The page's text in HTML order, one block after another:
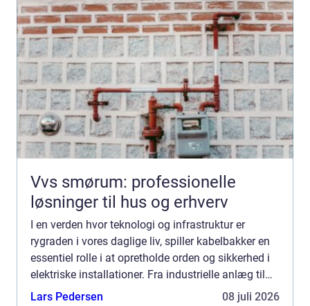
Vvs smørum: professionelle
løsninger til hus og erhverv
I en verden hvor teknologi og infrastruktur er
rygraden i vores daglige liv, spiller kabelbakker en
essentiel rolle i at opretholde orden og sikkerhed i
elektriske installationer. Fra industrielle anlæg til
kontorbygninger sikrer kabelbakker, a...
Lars Pedersen 08 juli 2026